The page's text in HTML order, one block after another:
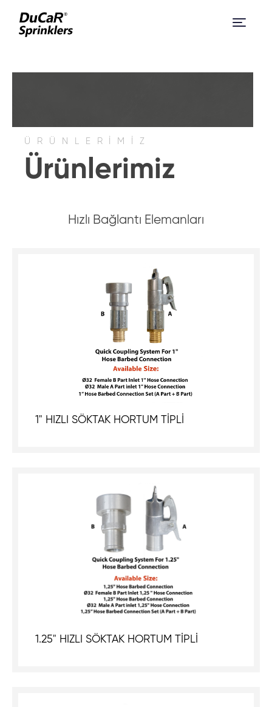
ÜRÜNLERİMİZ
Ürünlerimiz
Hızlı Bağlantı Elemanları
1" HIZLI SÖKTAK HORTUM TİPLİ
1.25" HIZLI SÖKTAK HORTUM TİPLİ